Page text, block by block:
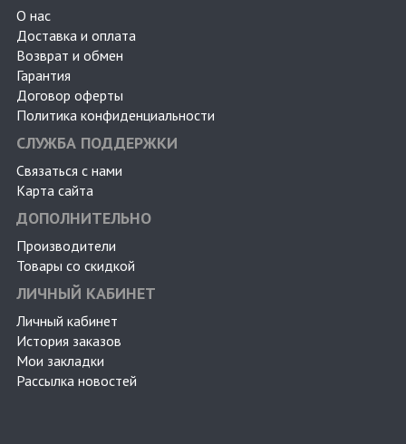
О нас
Доставка и оплата
Возврат и обмен
Гарантия
Договор оферты
Политика конфиденциальности
СЛУЖБА ПОДДЕРЖКИ
Связаться с нами
Карта сайта
ДОПОЛНИТЕЛЬНО
Производители
Товары со скидкой
ЛИЧНЫЙ КАБИНЕТ
Личный кабинет
История заказов
Мои закладки
Рассылка новостей